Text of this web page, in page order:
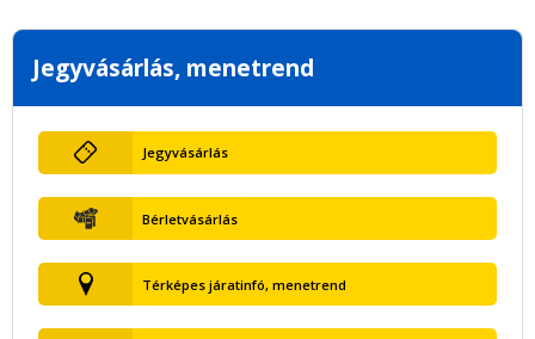
Jegyvásárlás, menetrend
Jegyvásárlás
Bérletvásárlás
Térképes járatinfó, menetrend